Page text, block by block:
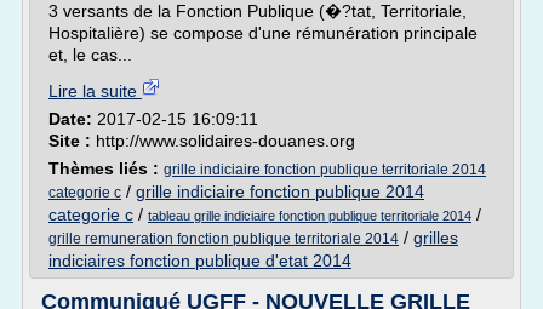
3 versants de la Fonction Publique (�?tat, Territoriale,
Hospitalière) se compose d'une rémunération principale
et, le cas...
Lire la suite
Date: 2017-02-15 16:09:11
Site : http://www.solidaires-douanes.org
Thèmes liés : grille indiciaire fonction publique territoriale 2014
categorie c / grille indiciaire fonction publique 2014
categorie c / tableau grille indiciaire fonction publique territoriale 2014 /
grille remuneration fonction publique territoriale 2014 / grilles
indiciaires fonction publique d'etat 2014
Communiqué UGFF - NOUVELLE GRILLE